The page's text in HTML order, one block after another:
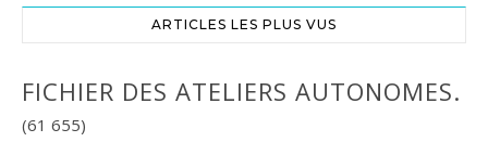
ARTICLES LES PLUS VUS
FICHIER DES ATELIERS AUTONOMES.
(61 655)